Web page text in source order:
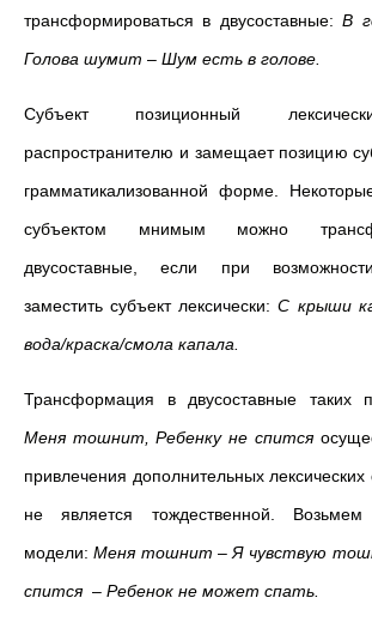
трансформироваться в двусоставные:В
Голова шумит – Шум есть в голове.
Субъект позиционный
распространителю и замещает позицию
грамматикализованной форме.
субъектом мнимым можно
двусоставные, если при
заместить субъект лексически:С крыши
вода/краска/смола капала.
Трансформация в двусоставные таких
Меня тошнит, Ребенку не спится
привлечения дополнительных лексических
не является тождественной.
модели:Меня тошнит –Я чувствую
спится – Ребенок не может спать.